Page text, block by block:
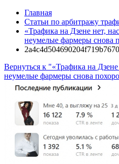
Главная
Статьи по арбитражу
«Трафика на Дзене нет,
неумелые фармеры снова
Вернуться к "«Трафика на
неумелые фармеры снова